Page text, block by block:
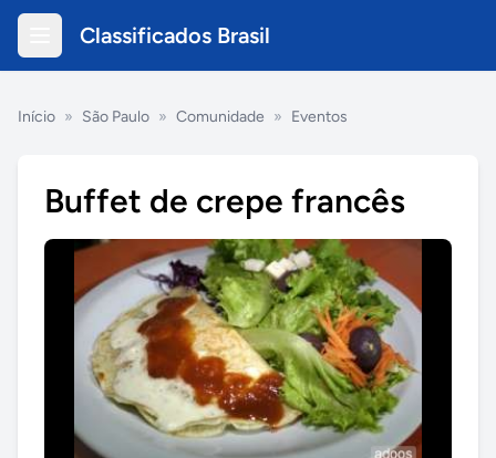
Classificados Brasil
Início » São Paulo » Comunidade » Eventos
Buffet de crepe francês